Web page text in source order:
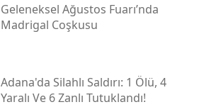
Geleneksel Ağustos Fuarı’nda
Madrigal Coşkusu
Adana'da Silahlı Saldırı: 1 Ölü, 4
Yaralı Ve 6 Zanlı Tutuklandı!